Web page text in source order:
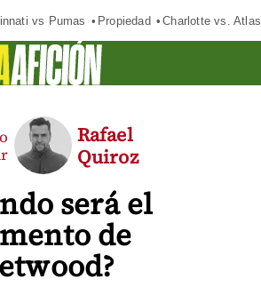
vs Pumas Propiedad Charlotte vs. Atlas
será el
de
Rafael
Quiroz